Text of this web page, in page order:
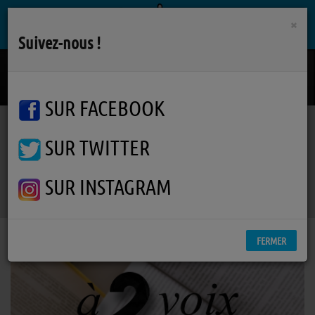
Emissions Jeux et émissions participatives
À 2 Voix
×
Suivez-nous !
SUR FACEBOOK
SUR TWITTER
SUR INSTAGRAM
FERMER